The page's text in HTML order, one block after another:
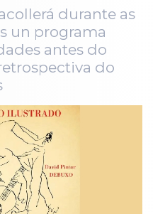
durante as
un programa
antes do
do